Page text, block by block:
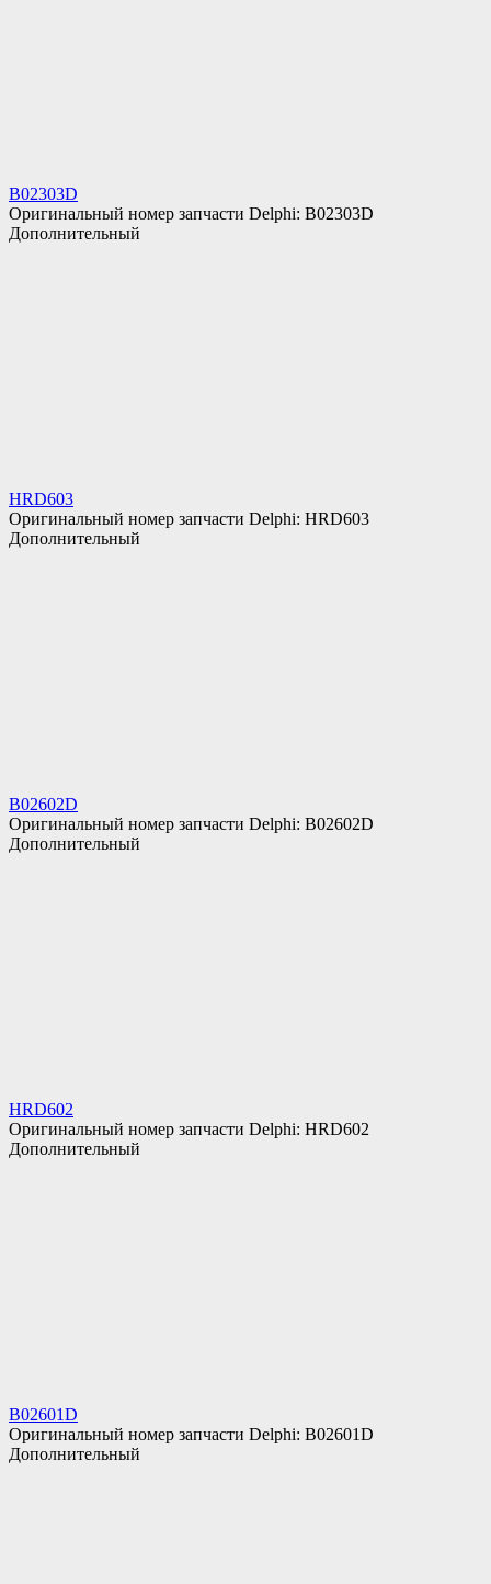
B02303D
Оригинальный номер запчасти Delphi: B02303D
Дополнительный
HRD603
Оригинальный номер запчасти Delphi: HRD603
Дополнительный
B02602D
Оригинальный номер запчасти Delphi: B02602D
Дополнительный
HRD602
Оригинальный номер запчасти Delphi: HRD602
Дополнительный
B02601D
Оригинальный номер запчасти Delphi: B02601D
Дополнительный